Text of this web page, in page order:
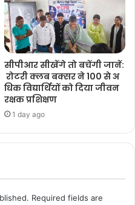
सीपीआर सीखेंगे तो बचेंगी जानें:
रोटरी क्लब बक्सर ने 100 से अ
धिक विद्यार्थियों को दिया जीवन
रक्षक प्रशिक्षण
1 day ago
Required fields are